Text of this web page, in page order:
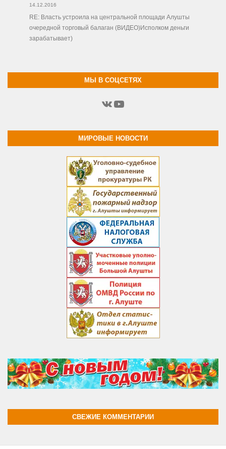
14.12.2016
RE: Власть устроила на центральной площади Алушты
очередной торговый балаган (ВИДЕО)Исполком деньги
зарабатывает)
МЫ В СОЦСЕТЯХ
ВКонтакте
YouTube
МИРОВЫЕ НОВОСТИ
СВЕЖИЕ КОММЕНТАРИИ